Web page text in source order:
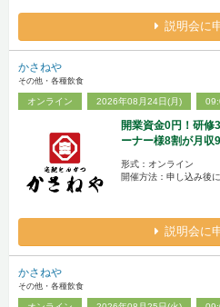
説明会に
かさねや
その他・各種飲食
オンライン 2026年08月24日(月)
開業資金0円！研修
ーナー様8割が月収
形式：オンライン
開催方法：申し込み後
説明会に
かさねや
その他・各種飲食